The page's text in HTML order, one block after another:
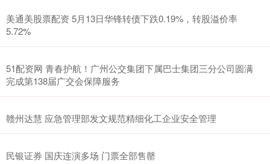
美通美股票配资 5月13日华锋转债下跌0.19%，转股溢价率
5.72%
51配资网 青春护航！广州公交集团下属巴士集团三分公司圆满
完成第138届广交会保障服务
赣州达慧 应急管理部发文规范精细化工企业安全管理
民银证券 国庆连演多场 门票全部售罄